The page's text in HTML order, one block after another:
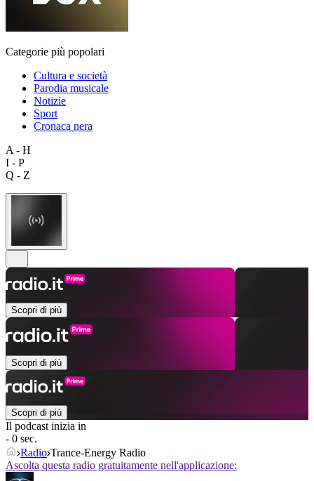
Categorie più popolari
Cultura e società
Parodia musicale
Notizie
Sport
Cronaca nera
A - H
I - P
Q - Z
Scopri di più
Scopri di più
Scopri di più
Il podcast inizia in
- 0 sec.
Radio Trance-Energy Radio
Ascolta questa radio gratuitamente nell'applicazione: